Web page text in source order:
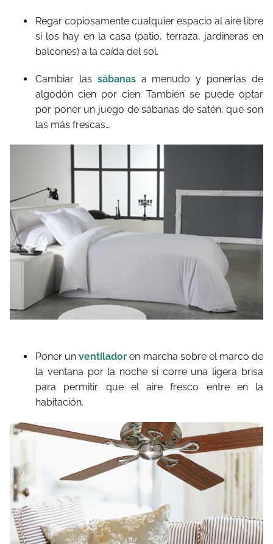
Regar copiosamente cualquier espacio al aire libre
si los hay en la casa (patio, terraza, jardineras en
balcones) a la caída del sol.
Cambiar las sábanasa menudo y ponerlas de
algodón cien por cien. También se puede optar
por poner un juego de sábanas de satén, que son
las más frescas…
Poner unventilador en marcha sobre el marco de
la ventana por la noche si corre una ligera brisa
para permitir que el aire fresco entre en la
habitación.